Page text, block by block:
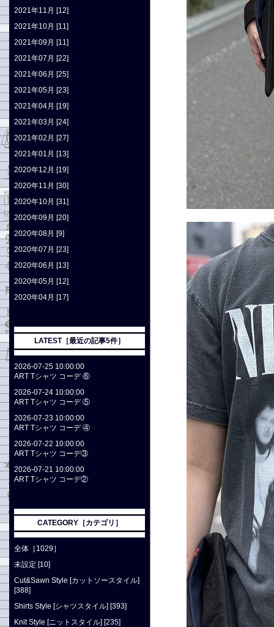
2021年11月 [12]
2021年10月 [11]
2021年09月 [11]
2021年07月 [22]
2021年06月 [25]
2021年05月 [23]
2021年04月 [19]
2021年03月 [24]
2021年02月 [27]
2021年01月 [13]
2020年12月 [19]
2020年11月 [30]
2020年10月 [31]
2020年09月 [20]
2020年08月 [9]
2020年07月 [23]
2020年06月 [13]
2020年05月 [12]
2020年04月 [17]
LATEST［最近の記事5件］
2026-07-25 10:00:00
ART Tシャツ コーデ ⑥
2026-07-24 10:00:00
ART Tシャツ コーデ ⑤
2026-07-23 10:00:00
ART Tシャツ コーデ ④
2026-07-22 10:00:00
ART Tシャツ コーデ③
2026-07-21 10:00:00
ART Tシャツ コーデ②
CATEGORY［カテゴリ］
全体［1029］
未設定 [10]
Cut&Sawn Style [カットソースタイル]
[388]
Shirts Style [シャツスタイル] [393]
Knit Style [ニットスタイル] [235]